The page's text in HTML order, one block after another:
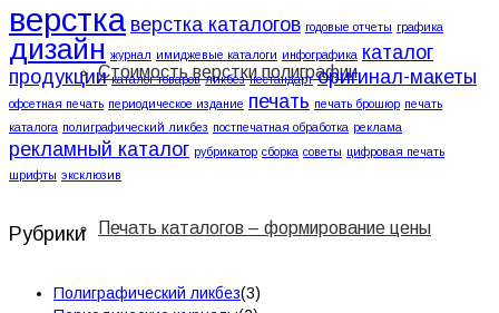
Стоимость верстки полиграфии
Печать каталогов – формирование цены
верстка верстка каталогов годовые отчеты графика
дизайн журнал имиджевые каталоги инфографика каталог
продукции каталог товаров ликбез нестандарт оригинал-макеты
офсетная печать периодическое издание печать печать брошюр печать
каталога полиграфический ликбез постпечатная обработка реклама
рекламный каталог рубрикатор сборка советы цифровая печать
шрифты эксклюзив
Рубрики
Полиграфический ликбез(3)